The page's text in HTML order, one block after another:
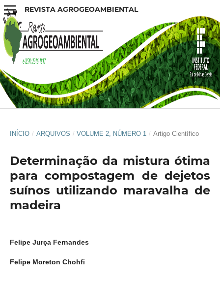
REVISTA AGROGEOAMBIENTAL
INÍCIO / ARQUIVOS / VOLUME 2, NÚMERO 1 / Artigo Científico
Determinação da mistura ótima
para compostagem de dejetos
suínos utilizando maravalha de
madeira
Felipe Jurça Fernandes
Felipe Moreton Chohfi